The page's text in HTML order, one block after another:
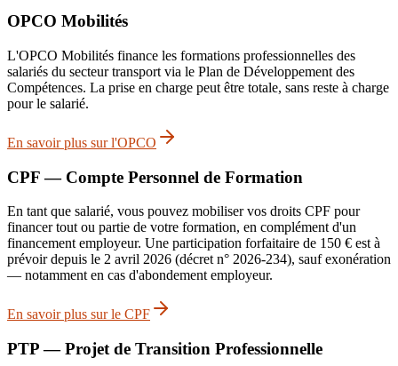
OPCO Mobilités
L'OPCO Mobilités finance les formations professionnelles des
salariés du secteur transport via le Plan de Développement des
Compétences. La prise en charge peut être totale, sans reste à charge
pour le salarié.
En savoir plus sur l'OPCO
CPF — Compte Personnel de Formation
En tant que salarié, vous pouvez mobiliser vos droits CPF pour
financer tout ou partie de votre formation, en complément d'un
financement employeur. Une participation forfaitaire de 150 € est à
prévoir depuis le 2 avril 2026 (décret n° 2026-234), sauf exonération
— notamment en cas d'abondement employeur.
En savoir plus sur le CPF
PTP — Projet de Transition Professionnelle